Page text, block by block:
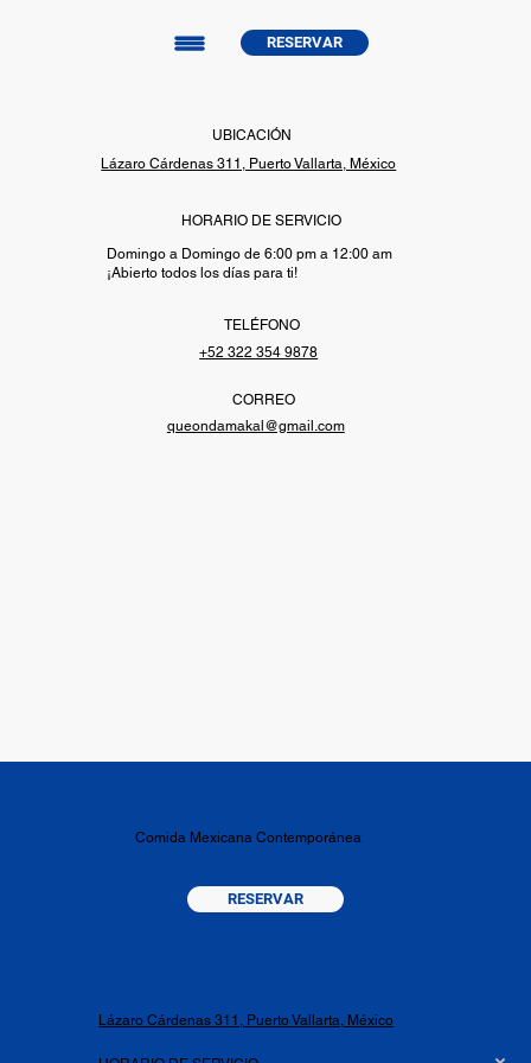
RESERVAR
UBICACIÓN
​Lázaro Cárdenas 311, Puerto Vallarta, México
HORARIO DE SERVICIO
Domingo a Domingo de 6:00 pm a 12:00 am
¡Abierto todos los días para ti!
TELÉFONO
+52 322 354 9878
CORREO
queondamakal@gmail.com
Comida Mexicana Contemporánea
RESERVAR
​Lázaro Cárdenas 311, Puerto Vallarta, México